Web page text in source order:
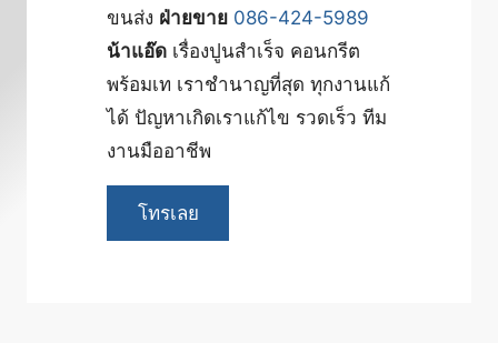
ขนส่ง ฝ่ายขาย 086-424-5989
น้าแอ๊ด เรื่องปูนสำเร็จ คอนกรีต
พร้อมเท เราชำนาญที่สุด ทุกงานแก้
ได้ ปัญหาเกิดเราแก้ไข รวดเร็ว ทีม
งานมืออาชีพ
โทรเลย